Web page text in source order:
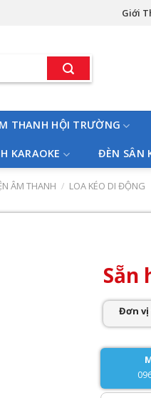
Giới
THANH HỘI TRƯỜNG
KARAOKE ĐÈN SÂN
ÂM THANH / LOA KÉO DI ĐỘNG
Sẵn
Đơn